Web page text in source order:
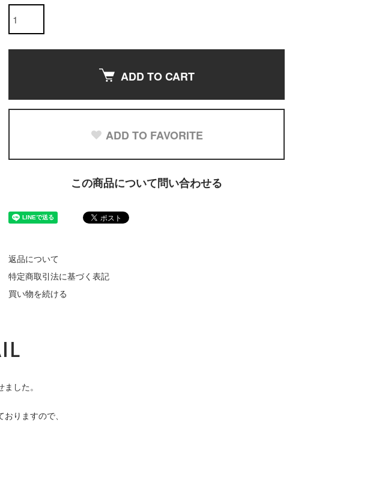
ADD TO CART
ADD TO FAVORITE
この商品について問い合わせる
返品について
特定商取引法に基づく表記
買い物を続ける
した。
りますので、